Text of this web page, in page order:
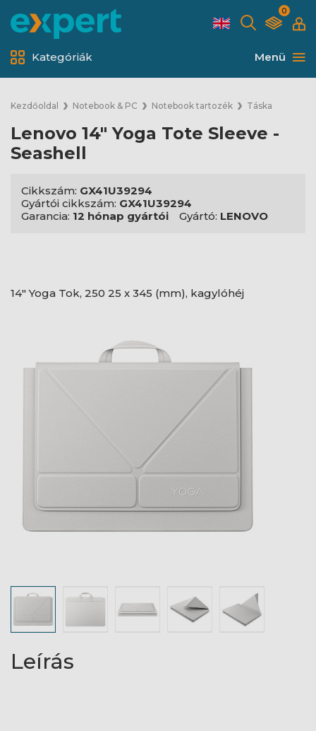
0
Menü
Kategóriák
Kezdőoldal Notebook & PC Notebook tartozék Táska
Lenovo 14" Yoga Tote Sleeve -
Seashell
Cikkszám: GX41U39294
Gyártói cikkszám: GX41U39294
Garancia: 12 hónap gyártói Gyártó: LENOVO
14" Yoga Tok, 250 25 x 345 (mm), kagylóhéj
Leírás